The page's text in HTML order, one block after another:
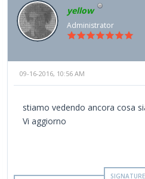
yellow
Administrator
09-16-2016, 10:56 AM
stiamo vedendo ancora cosa
Vi aggiorno